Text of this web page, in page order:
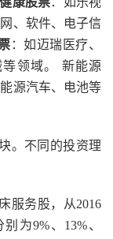
、软件、电子信
：如迈瑞医疗、
领域。 新能源
源汽车、电池等
。不同的投资理
服务股，从2016
为9%、13%、